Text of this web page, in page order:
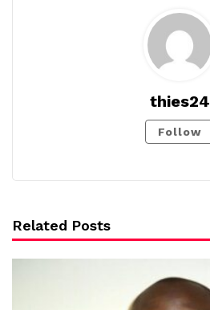
thies24
Follow
Related Posts